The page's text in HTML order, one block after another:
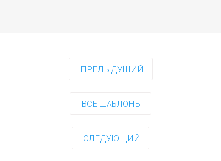
ПРЕДЫДУЩИЙ
ВСЕ ШАБЛОНЫ
СЛЕДУЮЩИЙ